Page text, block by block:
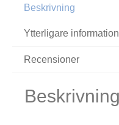
Beskrivning
Ytterligare information
Recensioner
Beskrivning